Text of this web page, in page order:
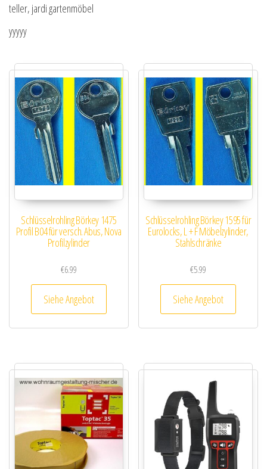
teller, jardi gartenmöbel
yyyyy
Schlüsselrohling Börkey 1475
Profil B04 für versch. Abus, Nova
Profilzylinder
€6.99
Siehe Angebot
Schlüsselrohling Börkey 1595 für
Eurolocks, L + F Möbelzylinder,
Stahlschränke
€5.99
Siehe Angebot